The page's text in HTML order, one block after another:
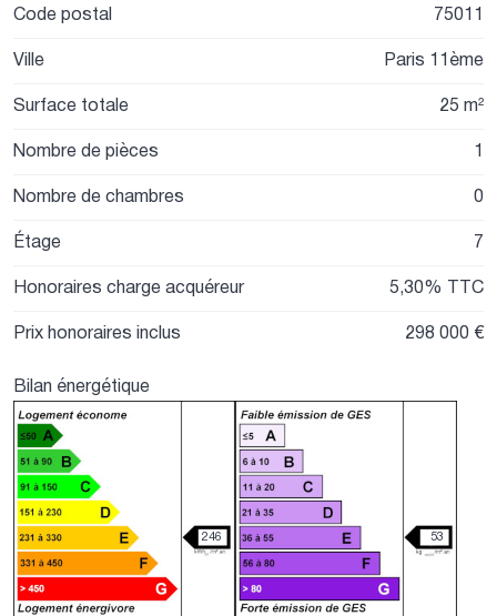
Code postal
75011
Ville
Paris 11ème
Surface totale
25 m²
Nombre de pièces
1
Nombre de chambres
0
Étage
7
Honoraires charge acquéreur
5,30% TTC
Prix honoraires inclus
298 000 €
Bilan énergétique
246 53